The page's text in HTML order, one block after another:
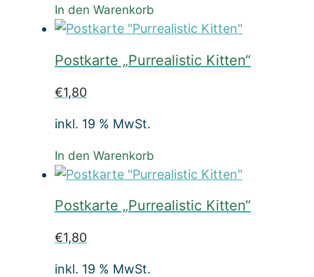
In den Warenkorb
Postkarte „Purrealistic Kitten“
€1,80
inkl. 19 % MwSt.
In den Warenkorb
Postkarte „Purrealistic Kitten“
€1,80
inkl. 19 % MwSt.